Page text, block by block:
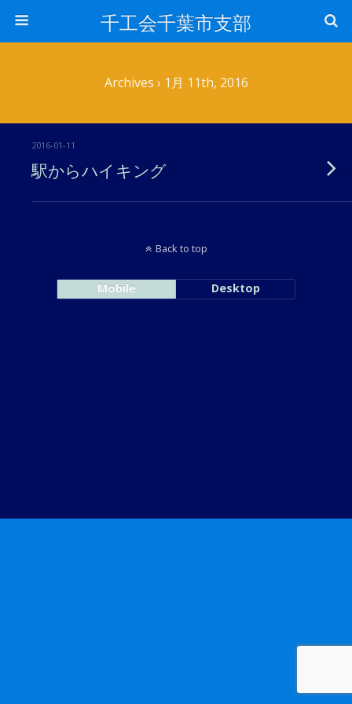
千工会千葉市支部
Archives › 1月 11th, 2016
2016-01-11
駅からハイキング
Back to top
Mobile Desktop